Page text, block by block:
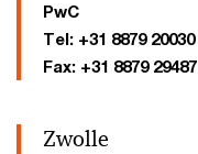
PwC
Tel: +31 8879 20030
Fax: +31 8879 29487
Zwolle